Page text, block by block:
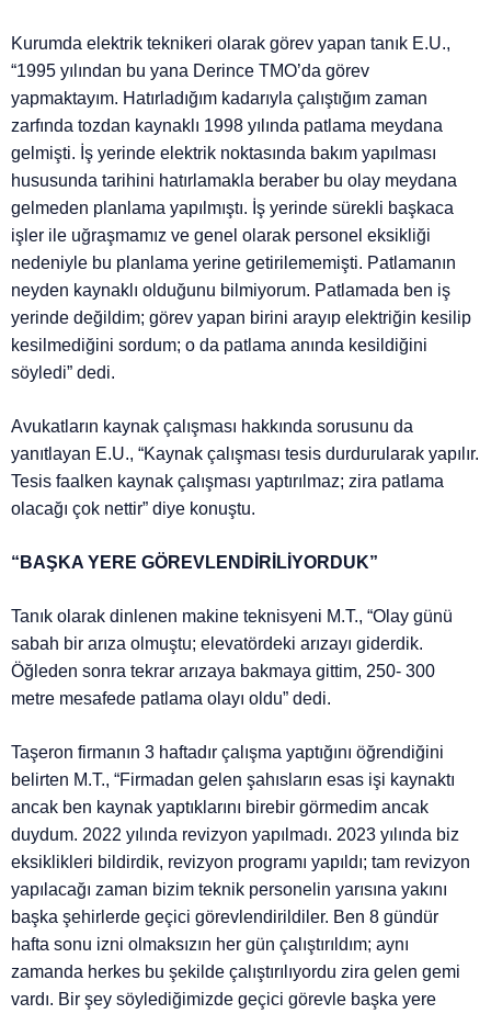
Kurumda elektrik teknikeri olarak görev yapan tanık E.U.,
“1995 yılından bu yana Derince TMO’da görev
yapmaktayım. Hatırladığım kadarıyla çalıştığım zaman
zarfında tozdan kaynaklı 1998 yılında patlama meydana
gelmişti. İş yerinde elektrik noktasında bakım yapılması
hususunda tarihini hatırlamakla beraber bu olay meydana
gelmeden planlama yapılmıştı. İş yerinde sürekli başkaca
işler ile uğraşmamız ve genel olarak personel eksikliği
nedeniyle bu planlama yerine getirilememişti. Patlamanın
neyden kaynaklı olduğunu bilmiyorum. Patlamada ben iş
yerinde değildim; görev yapan birini arayıp elektriğin kesilip
kesilmediğini sordum; o da patlama anında kesildiğini
söyledi” dedi.
Avukatların kaynak çalışması hakkında sorusunu da
yanıtlayan E.U., “Kaynak çalışması tesis durdurularak yapılır.
Tesis faalken kaynak çalışması yaptırılmaz; zira patlama
olacağı çok nettir” diye konuştu.
“BAŞKA YERE GÖREVLENDİRİLİYORDUK”
Tanık olarak dinlenen makine teknisyeni M.T., “Olay günü
sabah bir arıza olmuştu; elevatördeki arızayı giderdik.
Öğleden sonra tekrar arızaya bakmaya gittim, 250- 300
metre mesafede patlama olayı oldu” dedi.
Taşeron firmanın 3 haftadır çalışma yaptığını öğrendiğini
belirten M.T., “Firmadan gelen şahısların esas işi kaynaktı
ancak ben kaynak yaptıklarını birebir görmedim ancak
duydum. 2022 yılında revizyon yapılmadı. 2023 yılında biz
eksiklikleri bildirdik, revizyon programı yapıldı; tam revizyon
yapılacağı zaman bizim teknik personelin yarısına yakını
başka şehirlerde geçici görevlendirildiler. Ben 8 gündür
hafta sonu izni olmaksızın her gün çalıştırıldım; aynı
zamanda herkes bu şekilde çalıştırılıyordu zira gelen gemi
vardı. Bir şey söylediğimizde geçici görevle başka yere